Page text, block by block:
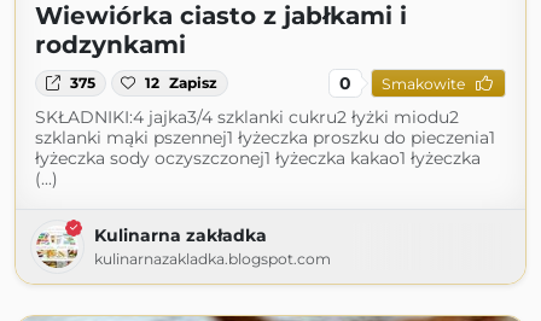
Wiewiórka ciasto z jabłkami i
rodzynkami
375 12 Zapisz 0 Smakowite
SKŁADNIKI:4 jajka3/4 szklanki cukru2 łyżki miodu2
szklanki mąki pszennej1 łyżeczka proszku do pieczenia1
łyżeczka sody oczyszczonej1 łyżeczka kakao1 łyżeczka
(...)
Kulinarna zakładka
kulinarnazakladka.blogspot.com